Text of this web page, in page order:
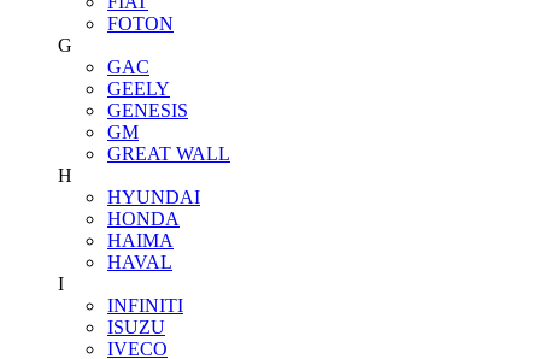
FOTON
G
GAC
GEELY
GENESIS
GM
GREAT WALL
H
HYUNDAI
HONDA
HAIMA
HAVAL
I
INFINITI
ISUZU
IVECO